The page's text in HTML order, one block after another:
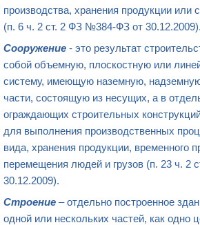
производства, хранения продукции или
(п. 6 ч. 2 ст. 2 ФЗ №384-ФЗ от 30.12.2009).
Сооружение - это результат
собой объемную, плоскостную или
систему, имеющую наземную,
части, состоящую из несущих, а в
ограждающих строительных
для выполнения производственных
вида, хранения продукции, временного
перемещения людей и грузов (п. 23 ч. 2
30.12.2009).
Строение – отдельно построенное
одной или нескольких частей, как одно